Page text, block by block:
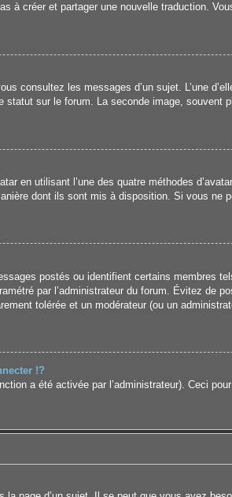
à créer et partager une nouvelle traduction.
consultez les messages d’un sujet. L’une
sur le forum. La seconde image, souvent
en utilisant l’une des quatre méthodes
dont ils sont mis à disposition. Si vous ne
postés ou identifient certains membres
par l’administrateur du forum. Évitez de
tolérée et un modérateur (ou un
!?
a été activée par l’administrateur). Ceci